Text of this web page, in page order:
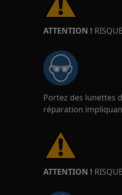
ATTENTION !
Portez des lunettes
réparation
ATTENTION !